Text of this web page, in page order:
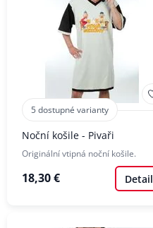
5 dostupné varianty
Noční košile - Pivaři
Originální vtipná noční košile.
18,30 € Detail